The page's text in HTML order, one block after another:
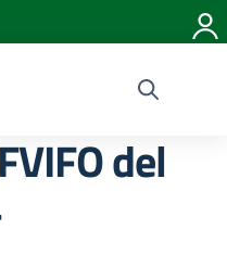
del